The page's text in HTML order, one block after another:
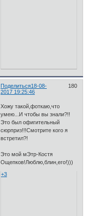
Поделиться 180
18-08-
2017 19:25:46
Хожу такой,фоткаю,что
умею...И чтобы вы знали?!!
Это был офигительный
сюрприз!!!Смотрите кого я
встретил?!
Это мой мЭтр-Костя
Ощепков!Люблю,блин,его!)))
+3